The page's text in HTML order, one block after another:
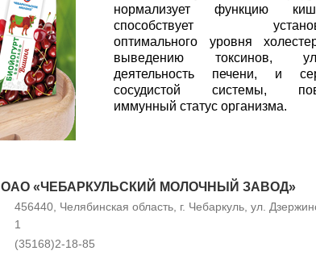
нормализует функцию
способствует
оптимального уровня
выведению токсинов,
деятельность печени, и
сосудистой системы,
иммунный статус организма.
ОАО «ЧЕБАРКУЛЬСКИЙ МОЛОЧНЫЙ ЗАВОД»
456440, Челябинская область, г. Чебаркуль, ул.
1
(35168)2-18-85